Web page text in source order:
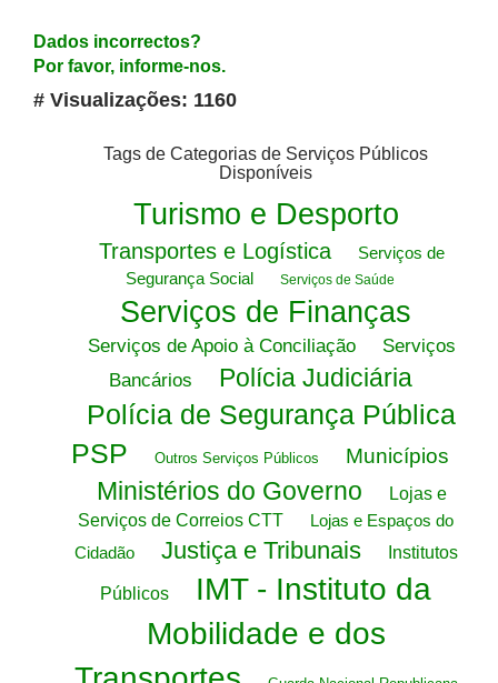
Dados incorrectos?
Por favor, informe-nos.
# Visualizações: 1160
Tags de Categorias de Serviços Públicos
Disponíveis
Turismo e Desporto
Transportes e Logística
Serviços de
Segurança Social
Serviços de Saúde
Serviços de Finanças
Serviços de Apoio à Conciliação
Serviços
Bancários
Polícia Judiciária
Polícia de Segurança Pública
PSP
Outros Serviços Públicos Municípios
Ministérios do Governo
Lojas e
Serviços de Correios CTT
Lojas e Espaços do
Cidadão
Justiça e Tribunais Institutos
Públicos
IMT - Instituto da
Mobilidade e dos